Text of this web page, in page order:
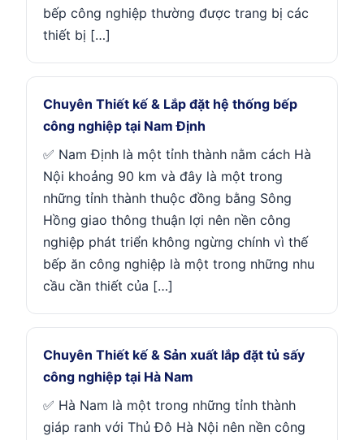
bếp công nghiệp thường được trang bị các
thiết bị […]
Chuyên Thiết kế & Lắp đặt hệ thống bếp
công nghiệp tại Nam Định
✅ Nam Định là một tỉnh thành nằm cách Hà
Nội khoảng 90 km và đây là một trong
những tỉnh thành thuộc đồng bằng Sông
Hồng giao thông thuận lợi nên nền công
nghiệp phát triển không ngừng chính vì thế
bếp ăn công nghiệp là một trong những nhu
cầu cần thiết của […]
Chuyên Thiết kế & Sản xuất lắp đặt tủ sấy
công nghiệp tại Hà Nam
✅ Hà Nam là một trong những tỉnh thành
giáp ranh với Thủ Đô Hà Nội nên nền công